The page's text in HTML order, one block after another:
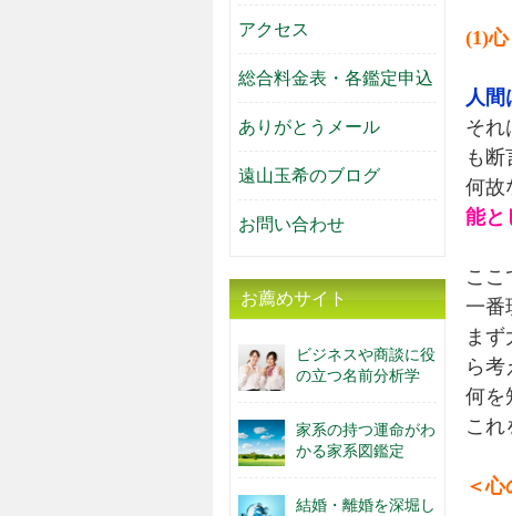
(1)心
人間
それ
も断
何故
能と
ここ
一番
ま
ら考
何を
これ
＜心
アクセス
総合料金表・各鑑定申込
ありがとうメール
遠山玉希のブログ
お問い合わせ
お薦めサイト
ビジネスや商談に役
の立つ名前分析学
家系の持つ運命がわ
かる家系図鑑定
結婚・離婚を深堀し